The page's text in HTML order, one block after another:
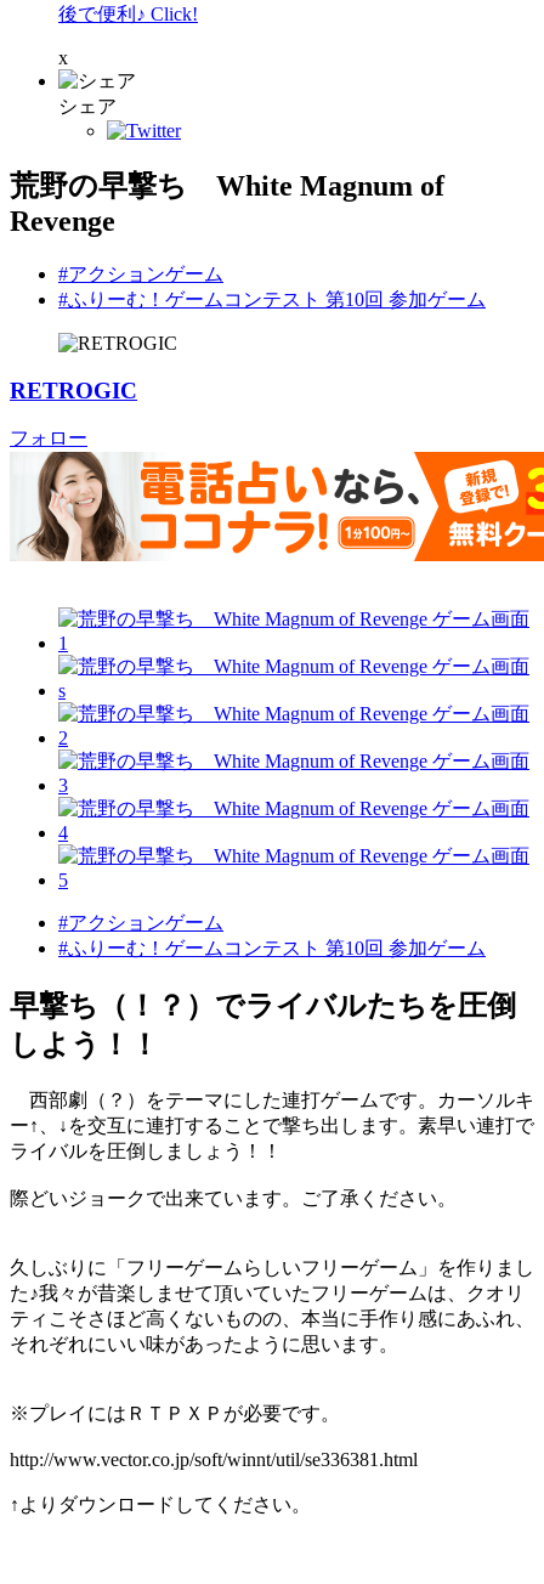
後で便利♪ Click!
x
シェア
荒野の早撃ち White Magnum of
Revenge
#アクションゲーム
#ふりーむ！ゲームコンテスト 第10回 参加ゲーム
RETROGIC
フォロー
#アクションゲーム
#ふりーむ！ゲームコンテスト 第10回 参加ゲーム
早撃ち（！？）でライバルたちを圧倒
しよう！！
西部劇（？）をテーマにした連打ゲームです。カーソルキ
ー↑、↓を交互に連打することで撃ち出します。素早い連打で
ライバルを圧倒しましょう！！
際どいジョークで出来ています。ご了承ください。
久しぶりに「フリーゲームらしいフリーゲーム」を作りまし
た♪我々が昔楽しませて頂いていたフリーゲームは、クオリ
ティこそさほど高くないものの、本当に手作り感にあふれ、
それぞれにいい味があったように思います。
※プレイにはＲＴＰＸＰが必要です。
http://www.vector.co.jp/soft/winnt/util/se336381.html
↑よりダウンロードしてください。